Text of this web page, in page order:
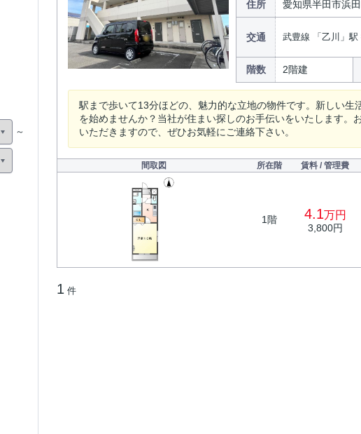
住所 愛知県半田市浜
交通 武豊線 「乙川」駅
階数 2階建
駅まで歩いて13分ほどの、魅力的な立地の物件です。新しい
を始めませんか？当社が住まい探しのお手伝いをいたします
いただきますので、ぜひお気軽にご連絡下さい。
間取図 所在階 賃料 / 管理費
1階 4.1万円
3,800円
1 件